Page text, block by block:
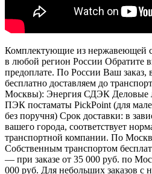
Комплектующие из нержавеющей
в любой регион России Обратите
предоплате. По России Ваш заказ,
бесплатно доставляем до
Москвы): Энергия СДЭК Деловые
ПЭК постаматы PickPoint (для
без поручня) Срок доставки: в
вашего города, соответствует
транспортной компании. По
Собственным транспортом
— при заказе от 35 000 руб. по
000 руб. Для небольших заказов с